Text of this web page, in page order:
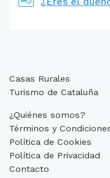
Casas Rurales
Turismo de Cataluña
¿Quiénes somos?
Términos y
Política de Cookies
Política de Privacidad
Contacto